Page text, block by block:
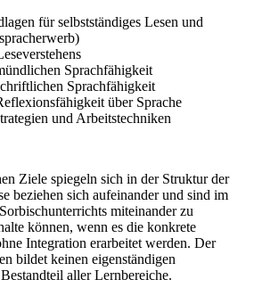
für selbstständiges Lesen und
Sprachfähigkeit
Sprachfähigkeit
über Sprache
und Arbeitstechniken
Ziele spiegeln sich in der Struktur der
beziehen sich aufeinander und sind im
miteinander zu
können, wenn es die konkrete
Integration erarbeitet werden. Der
bildet keinen eigenständigen
aller Lernbereiche.